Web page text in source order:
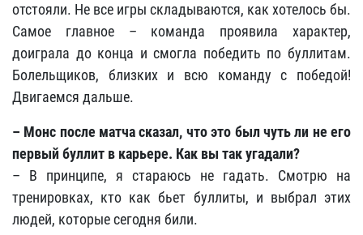
отстояли. Не все игры складываются, как хотелось бы.
Самое главное – команда проявила характер,
доиграла до конца и смогла победить по буллитам.
Болельщиков, близких и всю команду с победой!
Двигаемся дальше.
– Монс после матча сказал, что это был чуть ли не его
первый буллит в карьере. Как вы так угадали?
– В принципе, я стараюсь не гадать. Смотрю на
тренировках, кто как бьет буллиты, и выбрал этих
людей, которые сегодня били.